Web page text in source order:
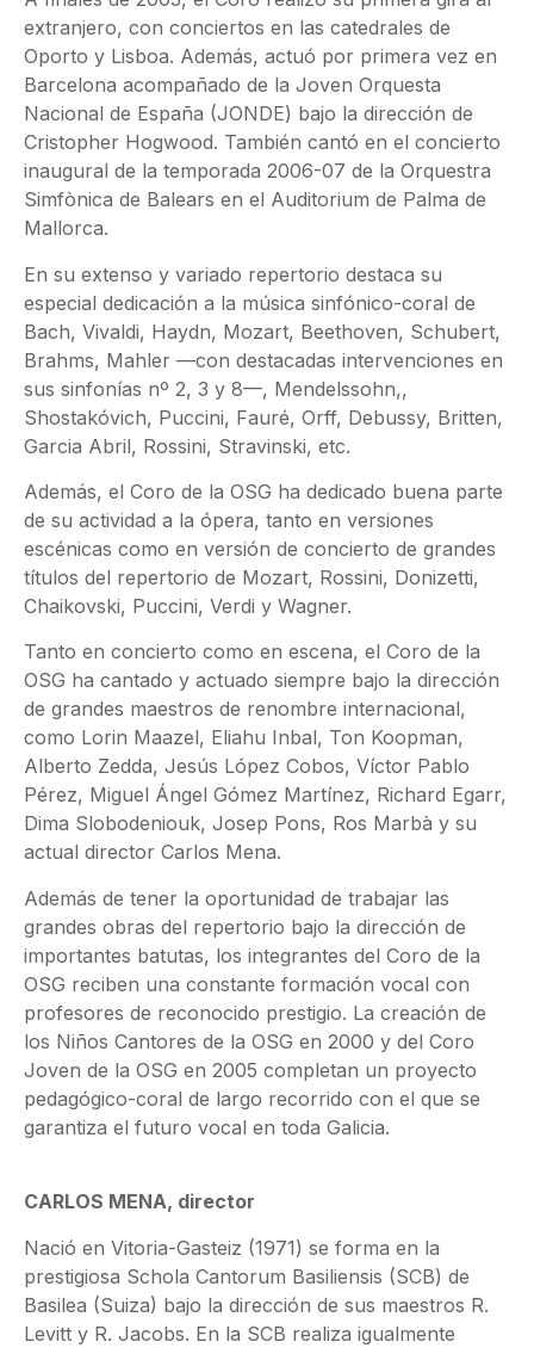
extranjero, con conciertos en las catedrales de
Oporto y Lisboa. Además, actuó por primera vez en
Barcelona acompañado de la Joven Orquesta
Nacional de España (JONDE) bajo la dirección de
Cristopher Hogwood. También cantó en el concierto
inaugural de la temporada 2006-07 de la Orquestra
Simfònica de Balears en el Auditorium de Palma de
Mallorca.
En su extenso y variado repertorio destaca su
especial dedicación a la música sinfónico-coral de
Bach, Vivaldi, Haydn, Mozart, Beethoven, Schubert,
Brahms, Mahler —con destacadas intervenciones en
sus sinfonías nº 2, 3 y 8—, Mendelssohn,,
Shostakóvich, Puccini, Fauré, Orff, Debussy, Britten,
Garcia Abril, Rossini, Stravinski, etc.
Además, el Coro de la OSG ha dedicado buena parte
de su actividad a la ópera, tanto en versiones
escénicas como en versión de concierto de grandes
títulos del repertorio de Mozart, Rossini, Donizetti,
Chaikovski, Puccini, Verdi y Wagner.
Tanto en concierto como en escena, el Coro de la
OSG ha cantado y actuado siempre bajo la dirección
de grandes maestros de renombre internacional,
como Lorin Maazel, Eliahu Inbal, Ton Koopman,
Alberto Zedda, Jesús López Cobos, Víctor Pablo
Pérez, Miguel Ángel Gómez Martínez, Richard Egarr,
Dima Slobodeniouk, Josep Pons, Ros Marbà y su
actual director Carlos Mena.
Además de tener la oportunidad de trabajar las
grandes obras del repertorio bajo la dirección de
importantes batutas, los integrantes del Coro de la
OSG reciben una constante formación vocal con
profesores de reconocido prestigio. La creación de
los Niños Cantores de la OSG en 2000 y del Coro
Joven de la OSG en 2005 completan un proyecto
pedagógico-coral de largo recorrido con el que se
garantiza el futuro vocal en toda Galicia.
CARLOS MENA, director
Nació en Vitoria-Gasteiz (1971) se forma en la
prestigiosa Schola Cantorum Basiliensis (SCB) de
Basilea (Suiza) bajo la dirección de sus maestros R.
Levitt y R. Jacobs. En la SCB realiza igualmente